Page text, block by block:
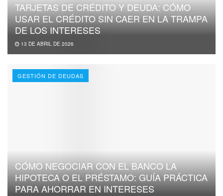
TARJETAS DE CRÉDITO Y DEUDA: CÓMO
USAR EL CRÉDITO SIN CAER EN LA TRAMPA
DE LOS INTERESES
13 DE ABRIL DE 2026
GESTIÓN DE DEUDAS
CÓMO NEGOCIAR CON EL BANCO LA
HIPOTECA O EL PRÉSTAMO: GUÍA PRÁCTICA
PARA AHORRAR EN INTERESES